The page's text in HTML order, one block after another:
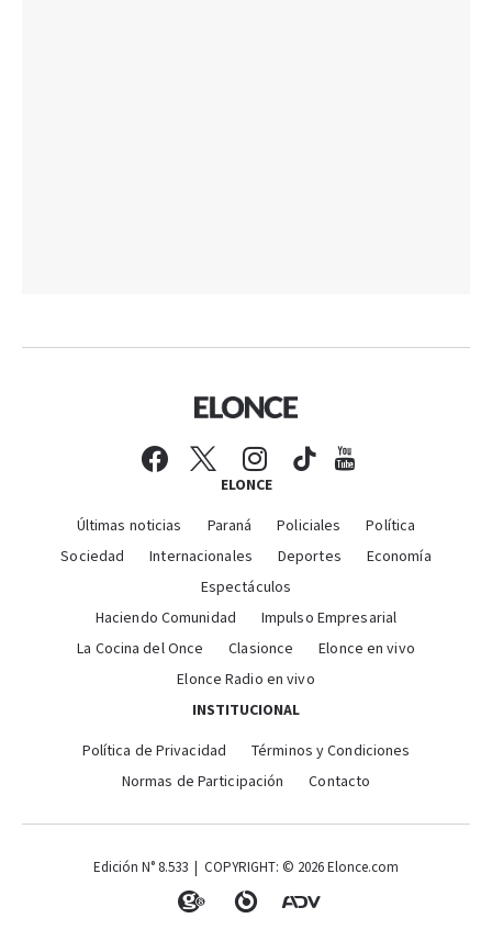
ELONCE
Últimas noticias Paraná Policiales
Política
Sociedad
Internacionales Deportes
Economía
Espectáculos
Haciendo Comunidad
Impulso Empresarial
La Cocina del Once
Clasionce
Elonce en vivo
Elonce Radio en vivo
INSTITUCIONAL
Política de Privacidad
Términos y Condiciones
Normas de Participación
Contacto
Edición N° 8.533 | COPYRIGHT: © 2026 Elonce.com